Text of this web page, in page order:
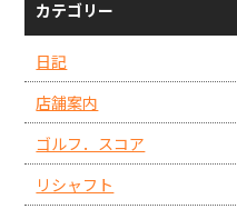
カテゴリー
日記
店舗案内
ゴルフ．スコア
リシャフト